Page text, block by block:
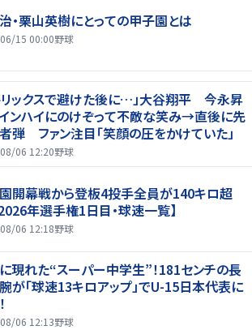
・栗山英樹にとっての甲子園とは
15 00:00野球
リックスで避けた後に…」大谷翔平 今永昇
ンハイにのけぞって不敵な笑み→直後に先
弾 ファン注目「笑顔の圧をかけていた」
06 12:20野球
開幕戦から登板4投手全員が140キロ超
2026年選手権1日目・球速一覧】
06 12:18野球
現れた“スーパー中学生”！181センチの長
が「球速13キロアップ」でU-15日本代表に
06 12:13野球